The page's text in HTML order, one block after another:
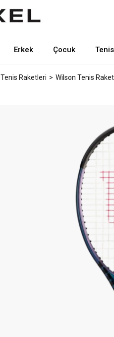
Erkek Çocuk Tenis
Tenis Raketleri Wilson Tenis